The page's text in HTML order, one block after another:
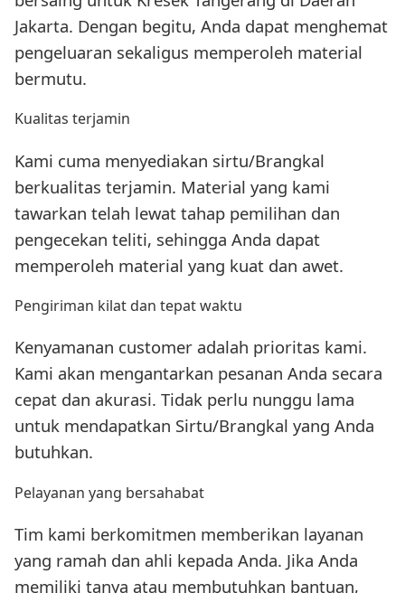
Jakarta. Dengan begitu, Anda dapat menghemat
pengeluaran sekaligus memperoleh material
bermutu.
Kualitas terjamin
Kami cuma menyediakan sirtu/Brangkal
berkualitas terjamin. Material yang kami
tawarkan telah lewat tahap pemilihan dan
pengecekan teliti, sehingga Anda dapat
memperoleh material yang kuat dan awet.
Pengiriman kilat dan tepat waktu
Kenyamanan customer adalah prioritas kami.
Kami akan mengantarkan pesanan Anda secara
cepat dan akurasi. Tidak perlu nunggu lama
untuk mendapatkan Sirtu/Brangkal yang Anda
butuhkan.
Pelayanan yang bersahabat
Tim kami berkomitmen memberikan layanan
yang ramah dan ahli kepada Anda. Jika Anda
memiliki tanya atau membutuhkan bantuan,